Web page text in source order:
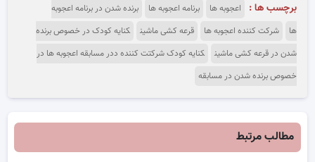
برچسب ها : اعجوبه ها برنامه اعجوبه ها
برنده شدن در برنامه اعجوبه
ها
شرکت کننده اعجوبه ها قرعه کشی ماشین
کنایه کودک در خصوص برنده
شدن در قرعه کشی ماشین
کنایه کودک شرکتت کننده ددر مسابقه اعجوبه ها در
خصوص برنده شدن در مسابقه
مطالب مرتبط